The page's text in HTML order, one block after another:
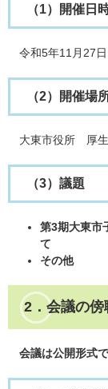
（1）開催日
令和5年11月27日
（2）開催場
大東市役所 厚生
（3）議題
第3期大東市
て
その他
2．会議の傍
会議は公開形式で